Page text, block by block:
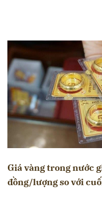
Giá vàng trong nước
đồng/lượng so với